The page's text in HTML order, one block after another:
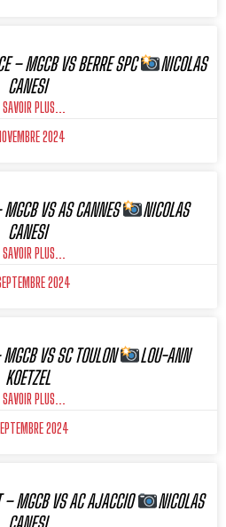
– MGCB VS BERRE SPC
NICOLAS
CANESI
PLUS...
2024
VS AS CANNES
NICOLAS
CANESI
PLUS...
2024
VS SC TOULON
LOU-ANN
KOETZEL
PLUS...
2024
MGCB VS AC AJACCIO
NICOLAS